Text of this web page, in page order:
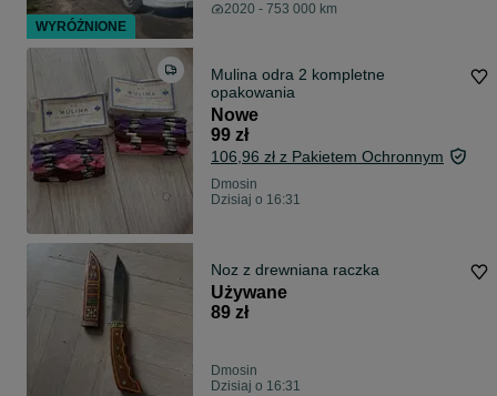
2020 - 753 000 km
Mulina odra 2 kompletne
opakowania
Nowe
99 zł
106,96 zł z Pakietem Ochronnym
Dmosin
Dzisiaj o 16:31
Noz z drewniana raczka
Używane
89 zł
Dmosin
Dzisiaj o 16:31
WYRÓŻNIONE